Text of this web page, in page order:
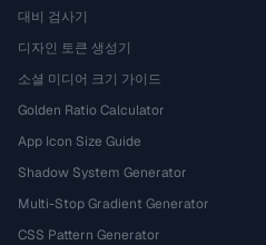
대비 검사기
디자인 토큰 생성기
소셜 미디어 크기 가이드
Golden Ratio Calculator
App Icon Size Guide
Shadow System Generator
Multi-Stop Gradient Generator
CSS Pattern Generator